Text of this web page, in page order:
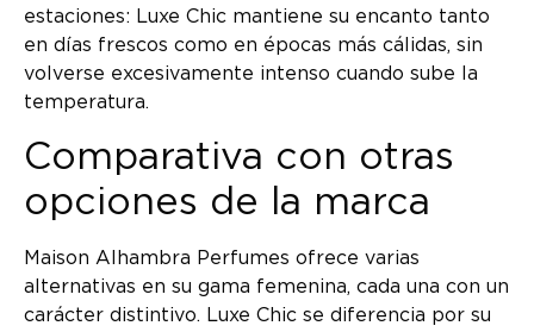
estaciones: Luxe Chic mantiene su encanto tanto
en días frescos como en épocas más cálidas, sin
volverse excesivamente intenso cuando sube la
temperatura.
Comparativa con otras
opciones de la marca
Maison Alhambra Perfumes ofrece varias
alternativas en su gama femenina, cada una con un
carácter distintivo. Luxe Chic se diferencia por su